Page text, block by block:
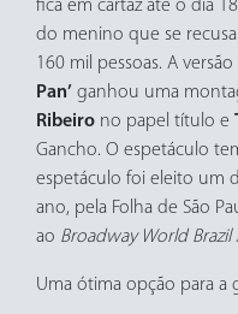
fica em cartaz até o dia
do menino que se
160 mil pessoas. A
Pan’ ganhou uma
Ribeiro no papel título e
Gancho. O espetáculo
espetáculo foi eleito um
ano, pela Folha de São
ao Broadway World Brazil
Uma ótima opção para a